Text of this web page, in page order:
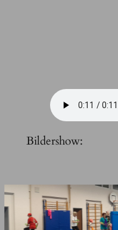
Bildershow: